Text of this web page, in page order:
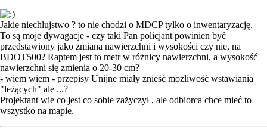
Jakie niechlujstwo ? to nie chodzi o MDCP tylko o inwentaryzację.
To są moje dywagacje - czy taki Pan policjant powinien być
przedstawiony jako zmiana nawierzchni i wysokości czy nie, na
BDOT500? Raptem jest to metr w różnicy nawierzchni, a wysokość
nawierzchni się zmienia o 20-30 cm?
- wiem wiem - przepisy Unijne miały znieść możliwość wstawiania
"leżących" ale ...?
Projektant wie co jest co sobie zażyczył , ale odbiorca chce mieć to
wszystko na mapie.